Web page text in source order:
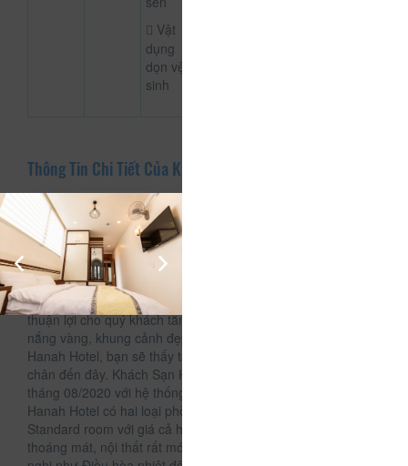
Vật
dụng
dọn vệ
sinh
Thông Tin Chi Tiết Của Khách Sạn Hanah
Mô tả
Giới thiệu
Được tọa lạc ngay tại trung tâm khu đô thị biển đẹp bậc nhất
của phường Phú Thủy, cách bãi biển Đồi Dương 200m rất
thuận lợi cho quý khách tắm biển. Với biển xanh – cát trắng –
nắng vàng, khung cảnh đẹp hiền hòa, thơ mộng. Có dịp đến
Hanah Hotel, bạn sẽ thấy tâm hồn như dịu lại khi vừa đặt
chân đến đây. Khách Sạn Hanah Hotel khai trương đầu
tháng 08/2020 với hệ thống phòng nghỉ gồm 16 phòng.
Hanah Hotel có hai loại phòng chính là Deluxe room và
Standard room với giá cả hợp lý và phòng rất sạch đẹp,
thoáng mát, nội thất rất mới với đầy đủ các trang thiết bị tiện